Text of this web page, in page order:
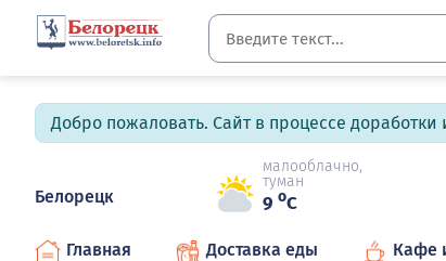
Добро пожаловать. Сайт в процессе
Белорецк
малооблачно,
туман
9 oC
Главная Доставка еды Кафе